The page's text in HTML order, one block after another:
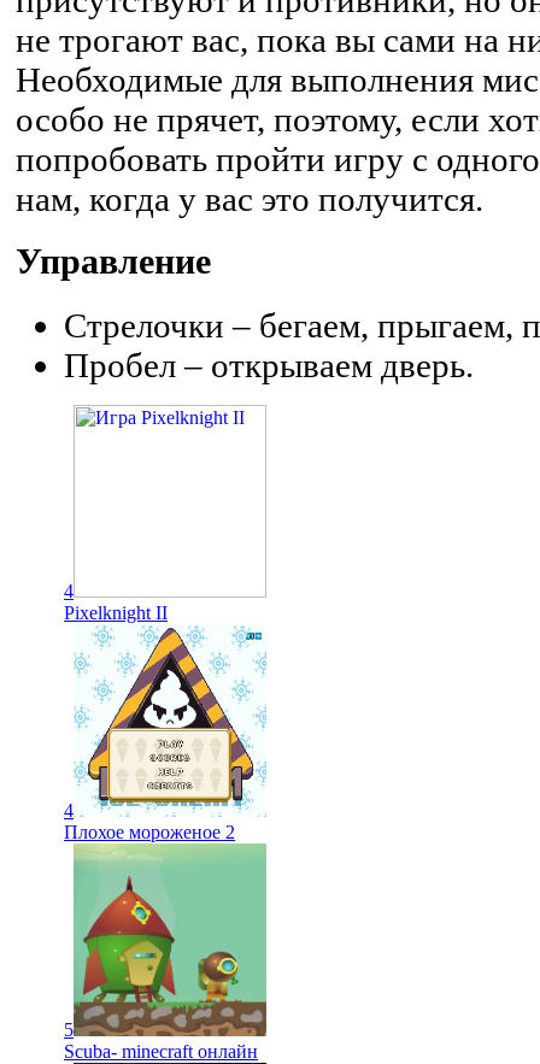
не трогают вас, пока вы сами на
Необходимые для выполнения
особо не прячет, поэтому, если
попробовать пройти игру с
нам, когда у вас это получится.
Управление
Стрелочки – бегаем, прыгаем,
Пробел – открываем дверь.
4
Pixelknight II
4
Плохое мороженое 2
5
Scuba- minecraft онлайн